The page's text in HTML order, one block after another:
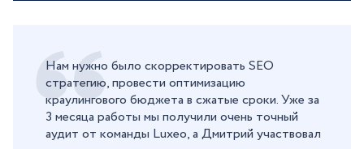
Нам нужно было скорректировать SEO
стратегию, провести оптимизацию
краулингового бюджета в сжатые сроки. Уже за
3 месяца работы мы получили очень точный
аудит от команды Luxeo, а Дмитрий участвовал